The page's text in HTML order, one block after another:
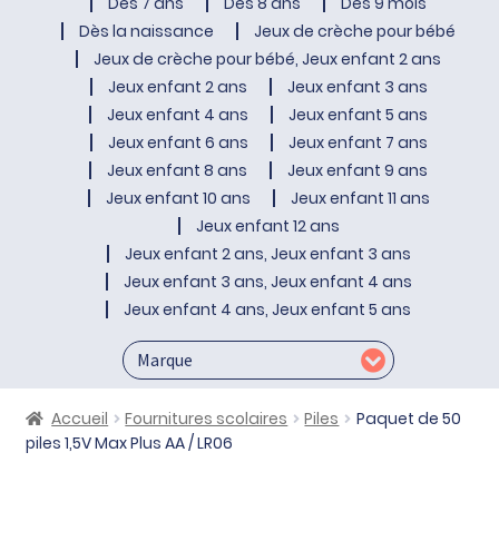
Dès la naissance
Jeux de crèche pour bébé
Jeux de crèche pour bébé, Jeux enfant 2 ans
Jeux enfant 2 ans
Jeux enfant 3 ans
Jeux enfant 4 ans
Jeux enfant 5 ans
Jeux enfant 6 ans
Jeux enfant 7 ans
Jeux enfant 8 ans
Jeux enfant 9 ans
Jeux enfant 10 ans
Jeux enfant 11 ans
Jeux enfant 12 ans
Jeux enfant 2 ans, Jeux enfant 3 ans
Jeux enfant 3 ans, Jeux enfant 4 ans
Jeux enfant 4 ans, Jeux enfant 5 ans
Accueil Fournitures scolaires Piles
Paquet de 50
piles 1,5V Max Plus AA / LR06